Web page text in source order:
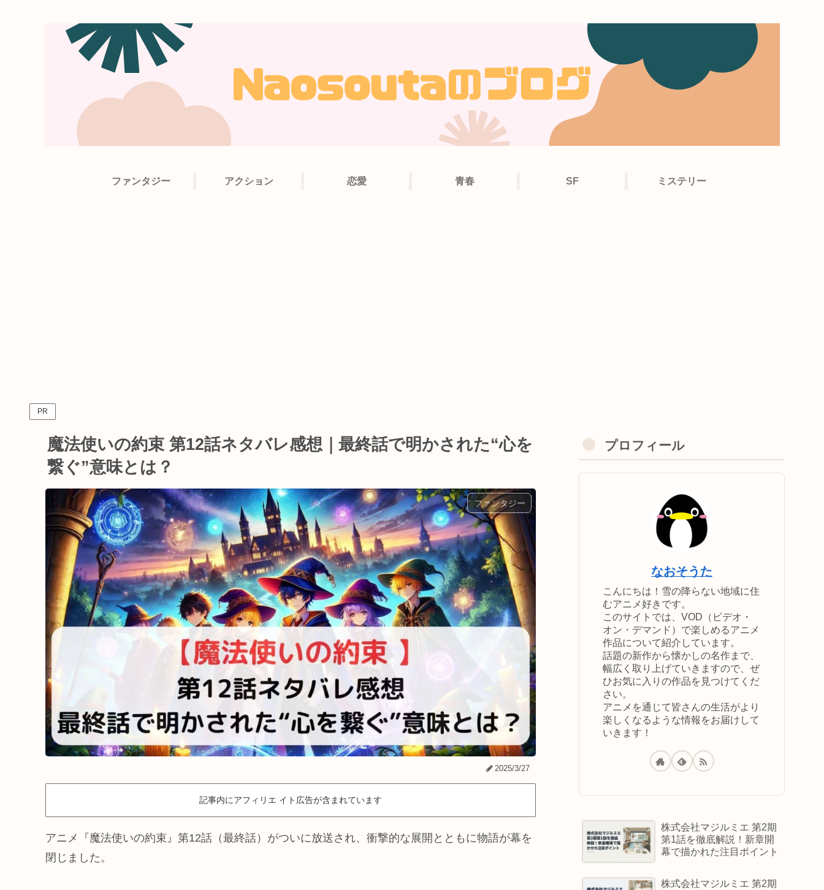
ファンタジー アクション 恋愛 青春 SF ミステリー
PR
魔法使いの約束 第12話ネタバレ感想｜最終話で明かされた“心を
繋ぐ”意味とは？
ファンタジー
2025/3/27
記事内にアフィリエ イト広告が含まれています
アニメ『魔法使いの約束』第12話（最終話）がついに放送され、衝撃的な展開とともに物語が幕を
閉じました。
プロフィール
なおそうた
こんにちは！雪の降らない地域に住
むアニメ好きです。
このサイトでは、VOD（ビデオ・
オン・デマンド）で楽しめるアニメ
作品について紹介しています。
話題の新作から懐かしの名作まで、
幅広く取り上げていきますので、ぜ
ひお気に入りの作品を見つけてくだ
さい。
アニメを通じて皆さんの生活がより
楽しくなるような情報をお届けして
いきます！
株式会社マジルミエ 第2期
第1話を徹底解説！新章開
幕で描かれた注目ポイント
株式会社マジルミエ 第2期